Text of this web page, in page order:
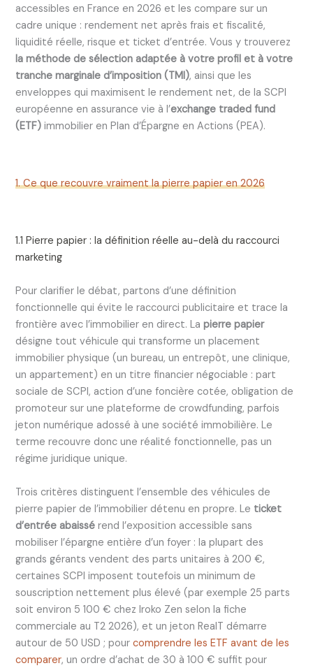
accessibles en France en 2026 et les compare sur un
cadre unique : rendement net après frais et fiscalité,
liquidité réelle, risque et ticket d’entrée. Vous y trouverez
la méthode de sélection adaptée à votre profil et à votre
tranche marginale d’imposition (TMI), ainsi que les
enveloppes qui maximisent le rendement net, de la SCPI
européenne en assurance vie à l’exchange traded fund
(ETF) immobilier en Plan d’Épargne en Actions (PEA).
1. Ce que recouvre vraiment la pierre papier en 2026
1.1 Pierre papier : la définition réelle au-delà du raccourci
marketing
Pour clarifier le débat, partons d’une définition
fonctionnelle qui évite le raccourci publicitaire et trace la
frontière avec l’immobilier en direct. Lapierre papier
désigne tout véhicule qui transforme un placement
immobilier physique (un bureau, un entrepôt, une clinique,
un appartement) en un titre financier négociable : part
sociale de SCPI, action d’une foncière cotée, obligation de
promoteur sur une plateforme de crowdfunding, parfois
jeton numérique adossé à une société immobilière. Le
terme recouvre donc une réalité fonctionnelle, pas un
régime juridique unique.
Trois critères distinguent l’ensemble des véhicules de
pierre papier de l’immobilier détenu en propre. Le ticket
d’entrée abaissé rend l’exposition accessible sans
mobiliser l’épargne entière d’un foyer : la plupart des
grands gérants vendent des parts unitaires à 200 €,
certaines SCPI imposent toutefois un minimum de
souscription nettement plus élevé (par exemple 25 parts
soit environ 5 100 € chez Iroko Zen selon la fiche
commerciale au T2 2026), et un jeton RealT démarre
autour de 50 USD ; pourcomprendre les ETF avant de les
comparer, un ordre d’achat de 30 à 100 € suffit pour